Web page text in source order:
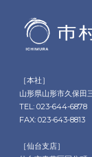
［本社］
山形県山形市久保田
TEL: 023-644-6878
FAX: 023-643-8813
［仙台支店］